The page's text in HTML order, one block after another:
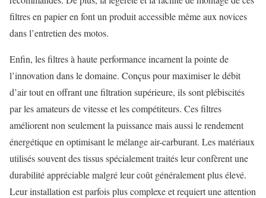
filtres en papier en font un produit accessible même aux novices
dans l’entretien des motos.
Enfin, les filtres à haute performance incarnent la pointe de
l’innovation dans le domaine. Conçus pour maximiser le débit
d’air tout en offrant une filtration supérieure, ils sont plébiscités
par les amateurs de vitesse et les compétiteurs. Ces filtres
améliorent non seulement la puissance mais aussi le rendement
énergétique en optimisant le mélange air-carburant. Les matériaux
utilisés souvent des tissus spécialement traités leur confèrent une
durabilité appréciable malgré leur coût généralement plus élevé.
Leur installation est parfois plus complexe et requiert une attention